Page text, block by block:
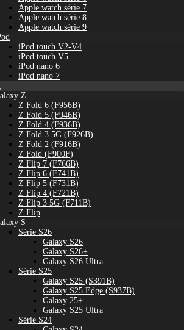
Apple watch série 7
Apple watch série 8
Apple watch série 9
iPod touch V2-V4
iPod touch V5
iPod nano 6
iPod nano 7
Z
Z Fold 6 (F956B)
Z Fold 5 (F946B)
Z Fold 4 (F936B)
Z Fold 3 5G (F926B)
Z Fold 2 (F916B)
Z Fold (F900F)
Z Flip 7 (F766B)
Z Flip 6 (F741B)
Z Flip 5 (F731B)
Z Flip 4 (F721B)
Z Flip 3 5G (F711B)
Z Flip
S
Série S26
Galaxy S26
Galaxy S26+
Galaxy S26 Ultra
Série S25
Galaxy S25 (S391B)
Galaxy S25 Edge (S937B)
Galaxy 25+
Galaxy S25 Ultra
Série S24